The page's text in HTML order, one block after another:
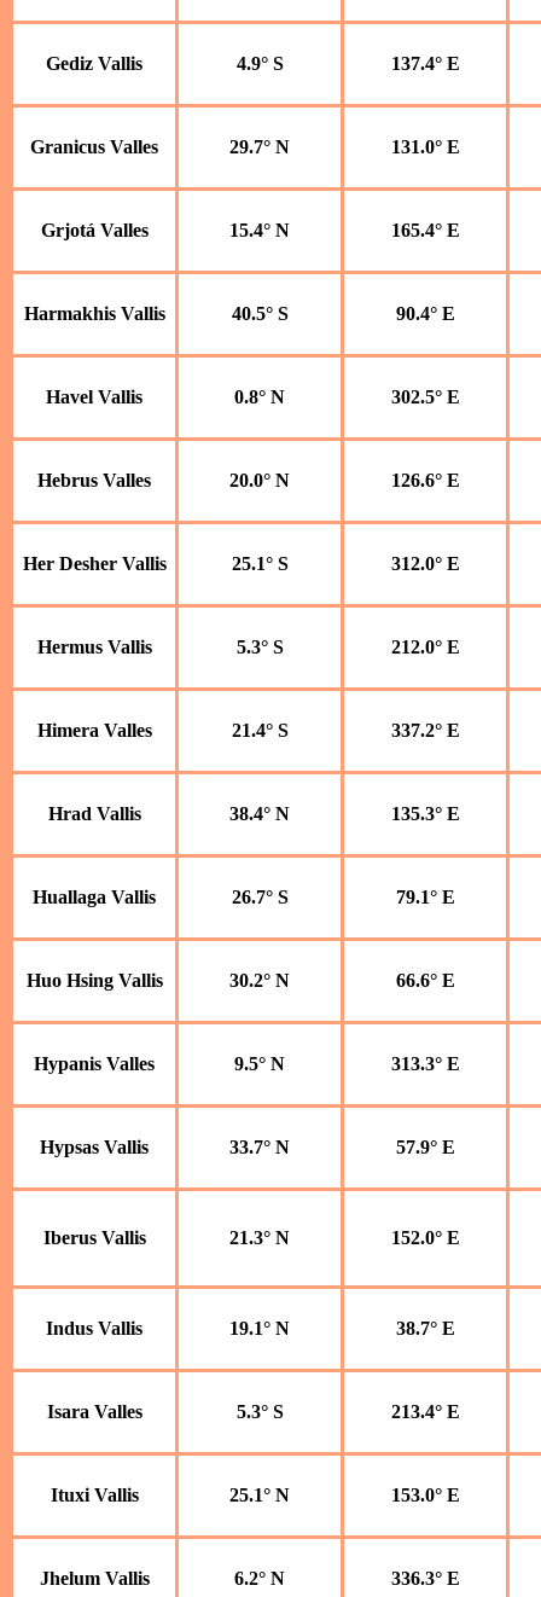
Gediz Vallis 4.9° S 137.4° E
Granicus Valles 29.7° N 131.0° E
Grjotá Valles 15.4° N 165.4° E
Harmakhis Vallis 40.5° S 90.4° E
Havel Vallis 0.8° N 302.5° E
Hebrus Valles 20.0° N 126.6° E
Her Desher Vallis 25.1° S 312.0° E
Hermus Vallis 5.3° S 212.0° E
Himera Valles 21.4° S 337.2° E
Hrad Vallis 38.4° N 135.3° E
Huallaga Vallis 26.7° S 79.1° E
Huo Hsing Vallis 30.2° N 66.6° E
Hypanis Valles 9.5° N 313.3° E
Hypsas Vallis 33.7° N 57.9° E
Iberus Vallis 21.3° N 152.0° E
Indus Vallis 19.1° N 38.7° E
Isara Valles 5.3° S 213.4° E
Ituxi Vallis 25.1° N 153.0° E
Jhelum Vallis 6.2° N 336.3° E